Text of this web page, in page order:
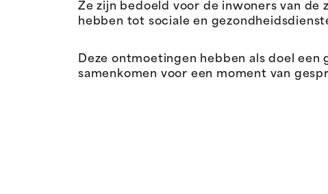
Ze zijn bedoeld voor de inwoners van
hebben tot sociale en
Deze ontmoetingen hebben als doel
samenkomen voor een moment van